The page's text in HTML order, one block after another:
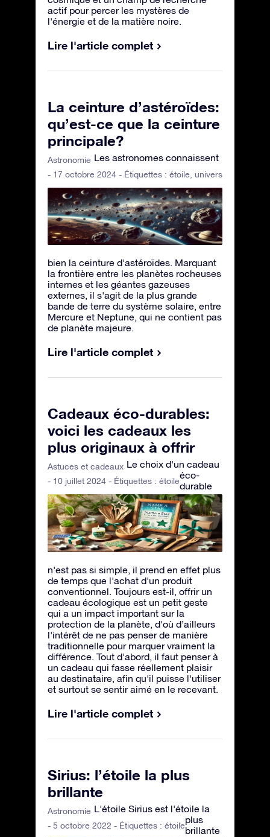
actif pour percer les mystères de
l'énergie et de la matière noire.
Lire l'article complet
La ceinture d’astéroïdes:
qu’est-ce que la ceinture
principale?
Astronomie
- 17 octobre 2024 - Étiquettes : étoile univers
Les astronomes connaissent
bien la ceinture d'astéroïdes. Marquant
la frontière entre les planètes rocheuses
internes et les géantes gazeuses
externes, il s'agit de la plus grande
bande de terre du système solaire, entre
Mercure et Neptune, qui ne contient pas
de planète majeure.
Lire l'article complet
Cadeaux éco-durables:
voici les cadeaux les
plus originaux à offrir
Astuces et cadeaux
- 10 juillet 2024 - Étiquettes : étoile
Le choix d'un cadeau
éco-
durable
n'est pas si simple, il prend en effet plus
de temps que l'achat d'un produit
conventionnel. Toujours est-il, offrir un
cadeau écologique est un petit geste
qui a un impact important sur la
protection de la planète, d'où d’ailleurs
l'intérêt de ne pas penser de manière
traditionnelle pour marquer vraiment la
différence. Tout d'abord, il faut penser à
un cadeau qui fasse réellement plaisir
au destinataire, afin qu'il puisse l'utiliser
et surtout se sentir aimé en le recevant.
Lire l'article complet
Sirius: l’étoile la plus
brillante
Astronomie
- 5 octobre 2022 - Étiquettes : étoile
L'étoile Sirius est l'étoile la
plus
brillante